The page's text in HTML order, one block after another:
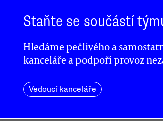
Staňte se součástí
Hledáme pečlivého a
kanceláře a podpoří provoz
Vedoucí kanceláře